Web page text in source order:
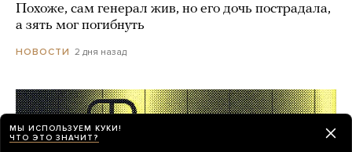
Похоже, сам генерал жив, но его дочь пострадала,
а зять мог погибнуть
НОВОСТИ 2 дня назад
МЫ ИСПОЛЬЗУЕМ КУКИ!
ЧТО ЭТО ЗНАЧИТ?